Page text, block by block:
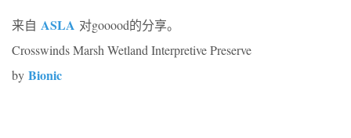
来自 ASLA 对gooood的分享。
Crosswinds Marsh Wetland Interpretive Preserve
by Bionic